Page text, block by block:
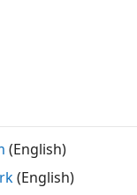
(English)
(English)